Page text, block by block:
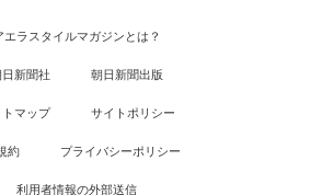
エラスタイルマガジンとは？
日新聞社 朝日新聞出版
マップ サイトポリシー
約 プライバシーポリシー
利用者情報の外部送信